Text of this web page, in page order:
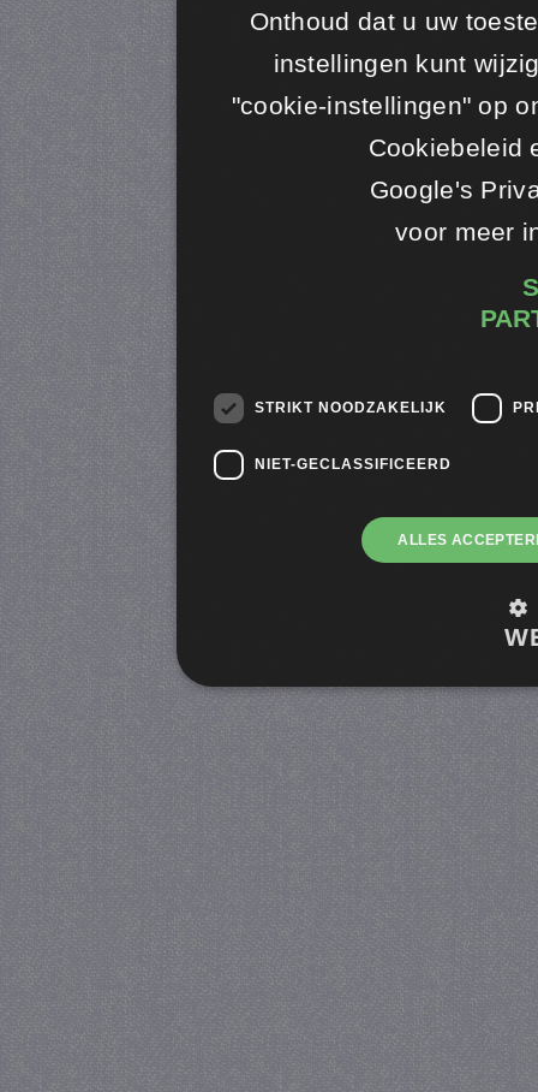
Onthoud dat u uw
instellingen kunt
"cookie-instellingen" op
​​Cookiebeleid
Google's
voor meer
STRIKT NOODZAKELIJK
NIET-GECLASSIFICEERD
ALLES